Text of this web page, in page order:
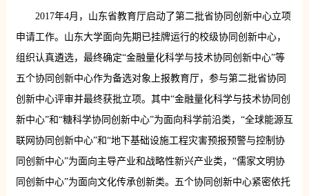
2017年4月，山东省教育厅启动了第二批省协同创新中心立项
申请工作。山东大学面向先期已挂牌运行的校级协同创新中心，
组织认真遴选，最终确定“金融量化科学与技术协同创新中心”等
五个协同创新中心作为备选对象上报教育厅，参与第二批省协同
创新中心评审并最终获批立项。其中“金融量化科学与技术协同创
新中心”和“糖科学协同创新中心”为面向科学前沿类，“全球能源互
联网协同创新中心”和“地下基础设施工程灾害预报预警与控制协
同创新中心”为面向主导产业和战略性新兴产业类，“儒家文明协
同创新中心”为面向文化传承创新类。五个协同创新中心紧密依托